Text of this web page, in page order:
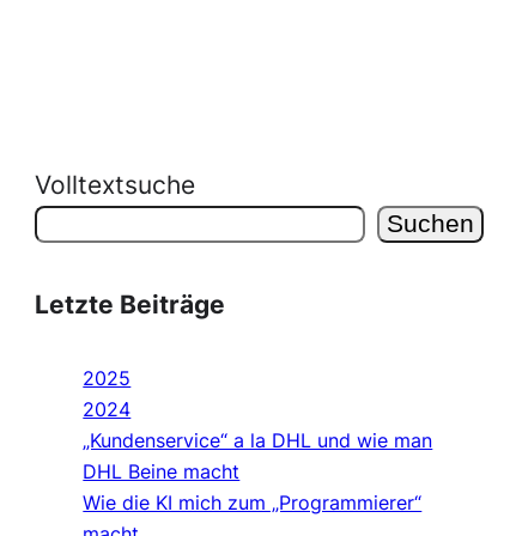
Volltextsuche
Suchen
Letzte Beiträge
2025
2024
„Kundenservice“ a la DHL und wie man
DHL Beine macht
Wie die KI mich zum „Programmierer“